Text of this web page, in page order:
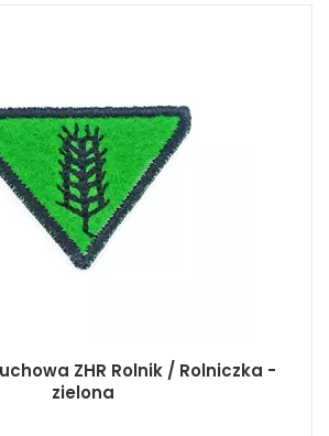
ZHR Rolnik / Rolniczka -
zielona